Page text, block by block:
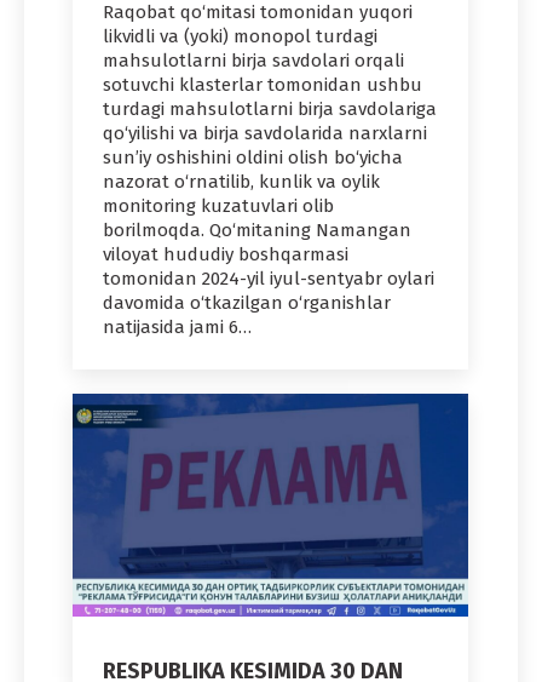
Raqobat qo‘mitasi tomonidan yuqori
likvidli va (yoki) monopol turdagi
mahsulotlarni birja savdolari orqali
sotuvchi klasterlar tomonidan ushbu
turdagi mahsulotlarni birja savdolariga
qo‘yilishi va birja savdolarida narxlarni
sun’iy oshishini oldini olish bo‘yicha
nazorat o‘rnatilib, kunlik va oylik
monitoring kuzatuvlari olib
borilmoqda. Qo‘mitaning Namangan
viloyat hududiy boshqarmasi
tomonidan 2024-yil iyul-sentyabr oylari
davomida o‘tkazilgan o‘rganishlar
natijasida jami 6…
RESPUBLIKA KESIMIDA 30 DAN